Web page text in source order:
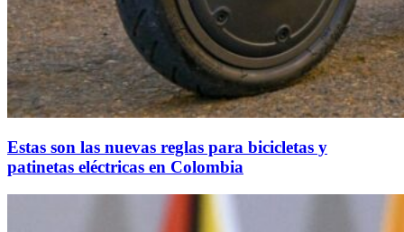
Estas son las nuevas reglas para bicicletas y
patinetas eléctricas en Colombia